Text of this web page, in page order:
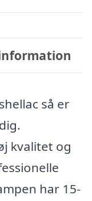
så er
kvalitet og
har 15-